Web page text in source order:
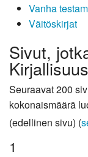
Vanha
Väitöskirjat
Sivut,
Kirjallisuus
Seuraavat 200
kokonaismäärä
(edellinen sivu) (
1